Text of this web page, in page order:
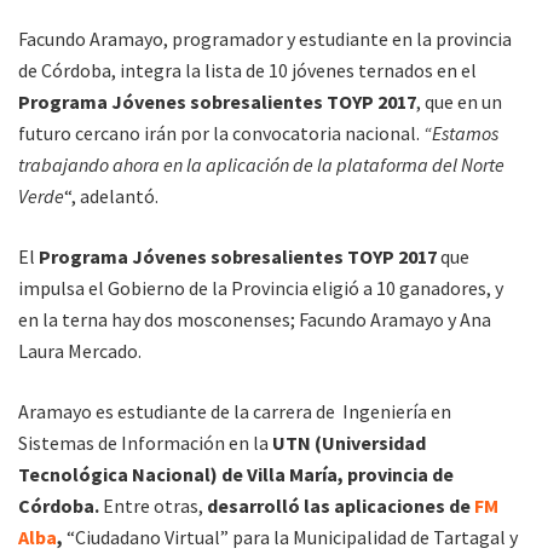
Facundo Aramayo, programador y estudiante en la provincia
de Córdoba, integra la lista de 10 jóvenes ternados en el
Programa Jóvenes sobresalientes TOYP 2017, que en un
futuro cercano irán por la convocatoria nacional. “Estamos
trabajando ahora en la aplicación de la plataforma del Norte
Verde“, adelantó.
El Programa Jóvenes sobresalientes TOYP 2017que
impulsa el Gobierno de la Provincia eligió a 10 ganadores, y
en la terna hay dos mosconenses; Facundo Aramayo y Ana
Laura Mercado.
Aramayo es estudiante de la carrera de Ingeniería en
Sistemas de Información en la UTN (Universidad
Tecnológica Nacional) de Villa María, provincia de
Córdoba. Entre otras, desarrolló las aplicaciones de FM
Alba, “Ciudadano Virtual” para la Municipalidad de Tartagal y